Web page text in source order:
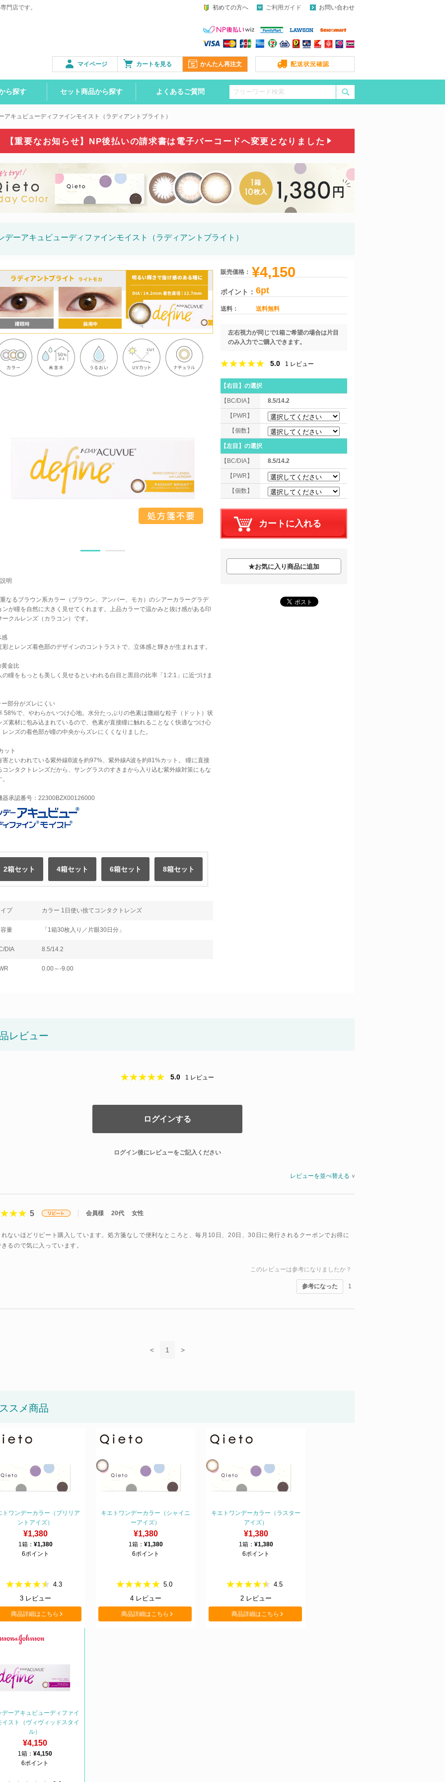
門店です。 初めての方へ ご利用ガイド お問い合わせ
かんたん再注文
カートを見る
マイページ 配送状況確認
ら探す セット商品から探す よくあるご質問
アキュビューディファインモイスト（ラディアントブライト）
【重要なお知らせ】NP後払いの請求書は電子バーコードへ変更となりました
デーアキュビューディファインモイスト（ラディアントブライト）
明
なるブラウン系カラー（ブラウン、アンバー、モカ）のシアーカラーグラデ
ンが瞳を自然に大きく見せてくれます。上品カラーで温かみと抜け感がある印
ークルレンズ（カラコン）です。
感
彩とレンズ着色部のデザインのコントラストで、立体感と輝きが生まれます。
黄金比
の瞳をもっとも美しく見せるといわれる白目と黒目の比率「1:2:1」に近づけま
ー部分がズレにくい
58%で、やわらかいつけ心地。水分たっぷりの色素は微細な粒子（ドット）状
ズ素材に包み込まれているので、色素が直接瞳に触れることなく快適なつけ心
レンズの着色部が瞳の中央からズレにくくなりました。
ット
害といわれている紫外線B波を約97%、紫外線A波を約81%カット。 瞳に直接
コンタクトレンズだから、サングラスのすきまから入り込む紫外線対策にもな
器承認番号：22300BZX00126000
2箱セット 4箱セット 6箱セット 8箱セット
プ カラー 1日使い捨てコンタクトレンズ
量 「1箱30枚入り／片眼30日分」
DIA 8.5/14.2
0.00～-9.00
販売価格： ¥4,150
ポイント： 6pt
送料： 送料無料
左右視力が同じで1箱ご希望の場合は片目
のみ入力でご購入できます。
5.0 1 レビュー
【右目】 の選択
【BC/DIA】 8.5/14.2
【PWR】
【個数】
【左目】 の選択
【BC/DIA】 8.5/14.2
【PWR】
【個数】
★お気に入り商品に追加
レビュー
5.0 1 レビュー
ログインする
ログイン後にレビューをご記入ください
レビューを並べ替える >
5 会員様 20代 女性
れないほどリピート購入しています。処方箋なしで便利なところと、毎月10日、20日、30日に発行されるクーポンでお得に
るので気に入っています。
このレビューは参考になりましたか？
参考になった 1
< 1 >
スメ商品
トワンデーカラー（ブリリア
ントアイズ）
¥1,380
1箱： ¥1,380
6ポイント
4.3
3レビュー
商品詳細はこちら
キエトワンデーカラー（シャイニ
ーアイズ）
¥1,380
1箱： ¥1,380
6ポイント
5.0
4レビュー
商品詳細はこちら
キエトワンデーカラー（ラスター
アイズ）
¥1,380
1箱： ¥1,380
6ポイント
4.5
2レビュー
商品詳細はこちら
デーアキュビューディファイ
イスト（ヴィヴィッドスタイ
ル）
¥4,150
1箱： ¥4,150
6ポイント